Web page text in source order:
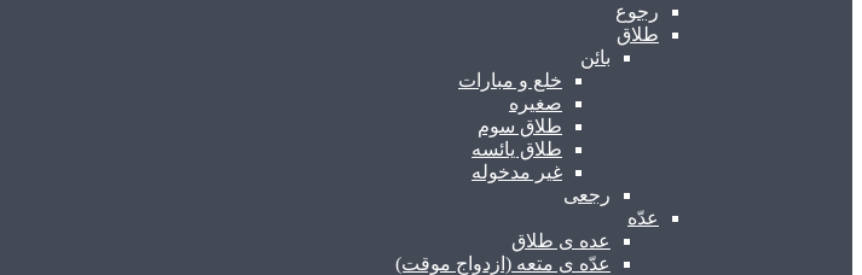
رجوع
طلاق
بائن
خلع و مبارات
صغیره
طلاق سوم
طلاق یائسه
غیر مدخوله
رجعی
عدّه
عده ی طلاق
عدّه ی متعه (ازدواج موقت)